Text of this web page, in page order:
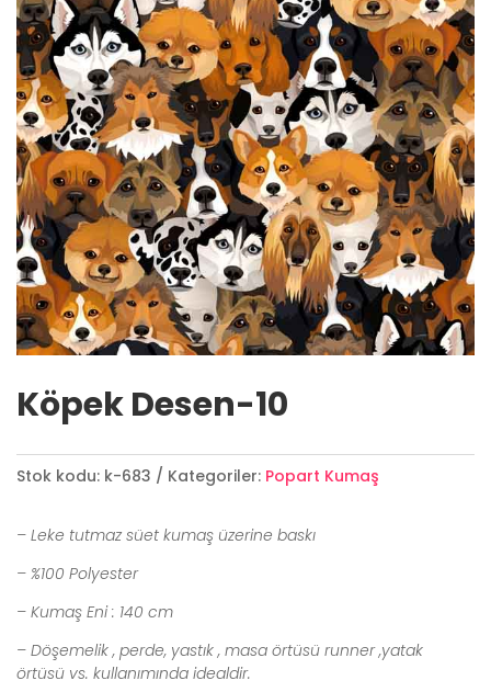
Köpek Desen-10
Stok kodu: k-683 Kategoriler: Popart Kumaş
– Leke tutmaz süet kumaş üzerine baskı
– %100 Polyester
– Kumaş Eni : 140 cm
– Döşemelik , perde, yastık , masa örtüsü runner ,yatak
örtüsü vs. kullanımında idealdir.